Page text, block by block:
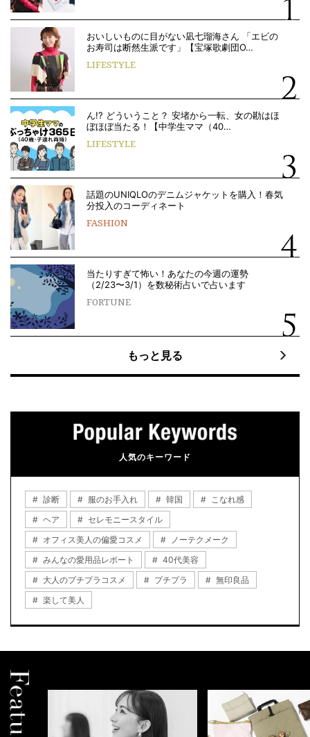
おいしいものに目がない凪七瑠海さん 「エビの
お寿司は断然生派です」【宝塚歌劇団O…
LIFESTYLE
ん!? どういうこと？ 安堵から一転、女の勘はほ
ぼほぼ当たる！【中学生ママ（40…
LIFESTYLE
話題のUNIQLOのデニムジャケットを購入！春気
分投入のコーディネート
FASHION
当たりすぎて怖い！あなたの今週の運勢
（2/23〜3/1）を数秘術占いで占います
FORTUNE
もっと見る
人気のキーワード
診断 服のお手入れ 韓国
こなれ感
ヘア
セレモニースタイル
オフィス美人の偏愛コスメ
ノーテクメーク
みんなの愛用品レポート
40代美容
大人のプチプラコスメ
プチプラ
無印良品
楽して美人